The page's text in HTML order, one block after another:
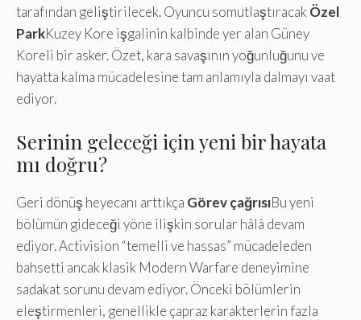
tarafından geliştirilecek. Oyuncu somutlaştıracakÖzel
ParkKuzey Kore işgalinin kalbinde yer alan Güney
Koreli bir asker. Özet, kara savaşının yoğunluğunu ve
hayatta kalma mücadelesine tam anlamıyla dalmayı vaat
ediyor.
Serinin geleceği için yeni bir hayata
mı doğru?
Geri dönüş heyecanı arttıkça Görev çağrısıBu yeni
bölümün gideceği yöne ilişkin sorular hâlâ devam
ediyor. Activision “temelli ve hassas” mücadeleden
bahsetti ancak klasik Modern Warfare deneyimine
sadakat sorunu devam ediyor. Önceki bölümlerin
eleştirmenleri, genellikle çapraz karakterlerin fazla